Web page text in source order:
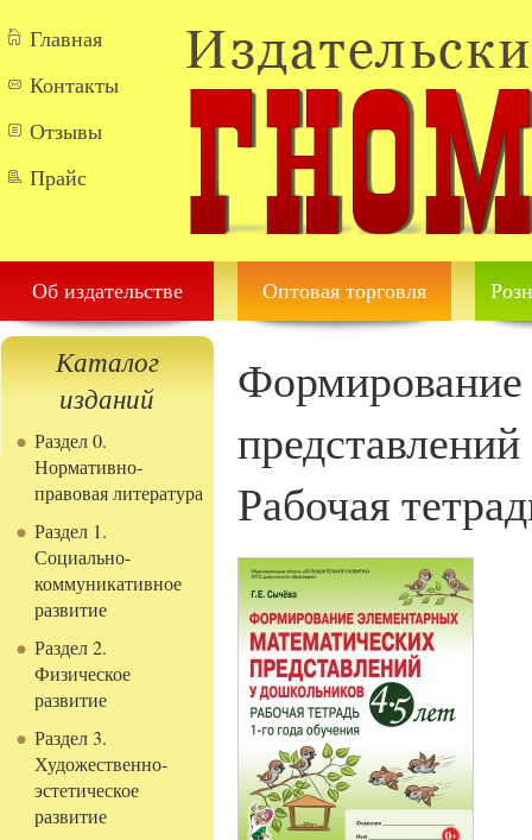
Главная
Контакты
Отзывы
Прайс
Об издательстве Оптовая торговля
Каталог
изданий
Раздел 0.
Нормативно-
правовая литература
Раздел 1.
Социально-
коммуникативное
развитие
Раздел 2.
Физическое
развитие
Раздел 3.
Художественно-
эстетическое
развитие
Формирование
Рабочая